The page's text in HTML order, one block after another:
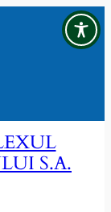
S.A.